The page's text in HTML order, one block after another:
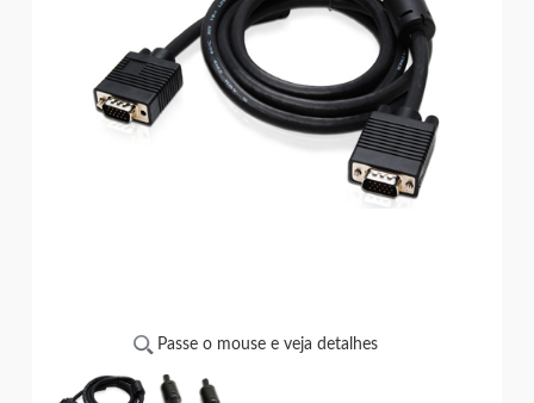
Passe o mouse e veja detalhes